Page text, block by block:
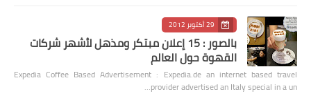
29 أكتوبر 2012
بالصور : 15 إعلان مبتكر ومذهل لأشهر شركات
القهوة حول العالم
Expedia Coffee Based Advertisement : Expedia.de an internet based travel
provider advertised an Italy special in a un…